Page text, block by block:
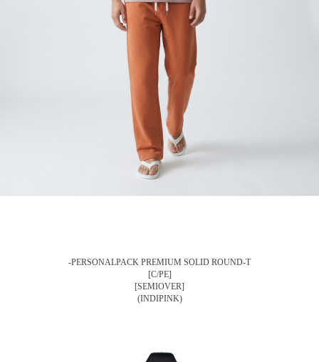
-PERSONALPACK PREMIUM SOLID ROUND-T
[C/PE]
[SEMIOVER]
(INDIPINK)